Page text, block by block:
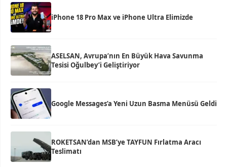
iPhone 18 Pro Max ve iPhone Ultra Elimizde
ASELSAN, Avrupa’nın En Büyük Hava Savunma
Tesisi Oğulbey’i Geliştiriyor
Google Messages’a Yeni Uzun Basma Menüsü Geldi
ROKETSAN’dan MSB’ye TAYFUN Fırlatma Aracı
Teslimatı